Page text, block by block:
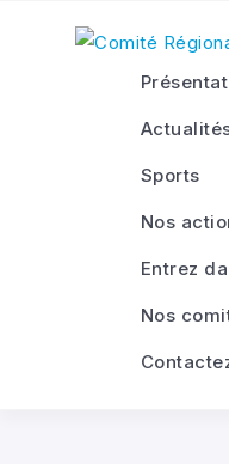
Sports
Nos
Entrez
Nos